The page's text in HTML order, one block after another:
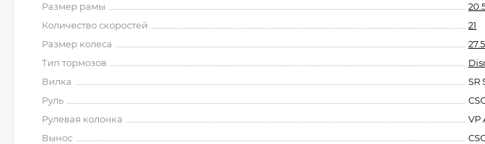
Размер рамы
Количество скоростей
21
Размер колеса
Тип тормозов
Вилка
SR
Руль
Рулевая колонка
VP
Вынос